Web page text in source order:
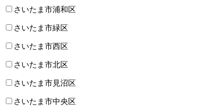
さいたま市浦和区
さいたま市緑区
さいたま市西区
さいたま市北区
さいたま市見沼区
さいたま市中央区